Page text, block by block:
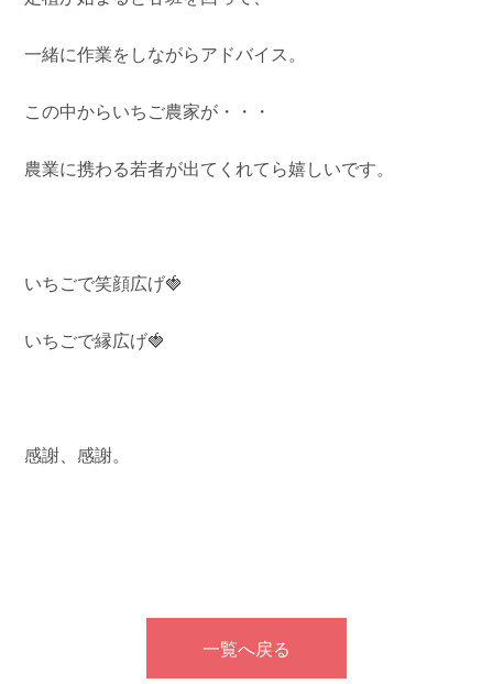
一緒に作業をしながらアドバイス。
この中からいちご農家が・・・
農業に携わる若者が出てくれてら嬉しいです。
いちごで笑顔広げ🍓
いちごで縁広げ🍓
感謝、感謝。
一覧へ戻る